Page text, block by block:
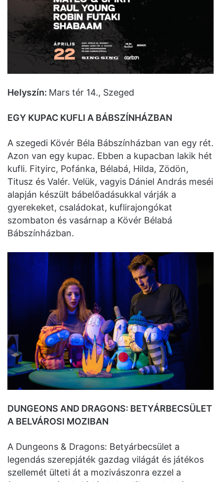
Helyszín: Mars tér 14., Szeged
EGY KUPAC KUFLI A BÁBSZÍNHÁZBAN
A szegedi Kövér Béla Bábszínházban van egy rét.
Azon van egy kupac. Ebben a kupacban lakik hét
kufli. Fityirc, Pofánka, Bélabá, Hilda, Zödön,
Titusz és Valér. Velük, vagyis Dániel András meséi
alapján készült bábelőadásukkal várják a
gyerekeket, családokat, kuflirajongókat
szombaton és vasárnap a Kövér Bélabá
Bábszínházban.
DUNGEONS AND DRAGONS: BETYÁRBECSÜLET
A BELVÁROSI MOZIBAN
A Dungeons & Dragons: Betyárbecsület a
legendás szerepjáték gazdag világát és játékos
szellemét ülteti át a mozivászonra ezzel a